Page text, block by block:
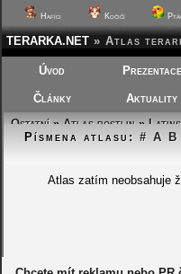
Hafíci Kočičí
TERARKA.NET » Atlas
Úvod Prezentace
Články Aktuality
Ostatní»Atlas rostlin»
Písmena atlasu:# A B
Atlas zatím neobsahuje